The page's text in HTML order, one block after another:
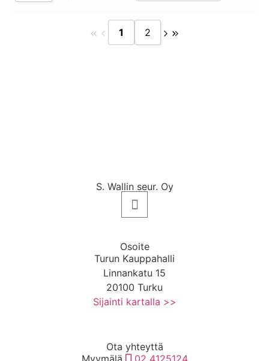
1 2
S. Wallin seur. Oy
Osoite
Turun Kauppahalli
Linnankatu 15
20100 Turku
Sijainti kartalla >>
Ota yhteyttä
Myymälä
02 4125124